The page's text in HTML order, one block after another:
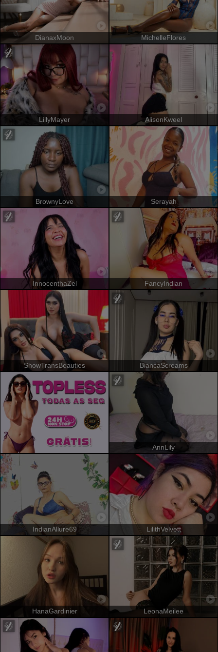
DianaxMoon MichelleFlores
LillyMayer AlisonKweel
BrownyLove Serayah
InnocenthaZel FancyIndian
ShowTransBeauties BiancaScreams
AnnLily
IndianAllure69 LilithVelvett
HanaGardinier LeonaMeilee